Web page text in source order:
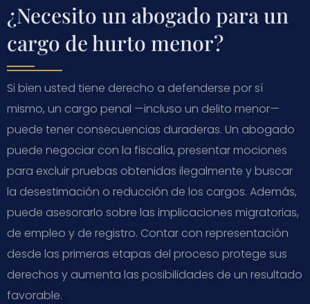
¿Necesito un abogado para un
cargo de hurto menor?
Si bien usted tiene derecho a defenderse por sí
mismo, un cargo penal —incluso un delito menor—
puede tener consecuencias duraderas. Un abogado
puede negociar con la fiscalía, presentar mociones
para excluir pruebas obtenidas ilegalmente y buscar
la desestimación o reducción de los cargos. Además,
puede asesorarlo sobre las implicaciones migratorias,
de empleo y de registro. Contar con representación
desde las primeras etapas del proceso protege sus
derechos y aumenta las posibilidades de un resultado
favorable.